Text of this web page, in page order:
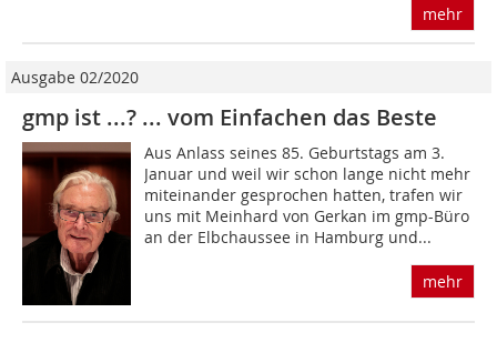
mehr
Ausgabe 02/2020
gmp ist ...? ... vom Einfachen das Beste
Aus Anlass seines 85. Geburtstags am 3.
Januar und weil wir schon lange nicht mehr
miteinander gesprochen hatten, trafen wir
uns mit Meinhard von Gerkan im gmp-Büro
an der Elbchaussee in Hamburg und...
mehr